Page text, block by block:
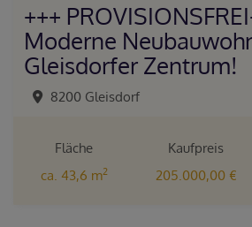
+++
Moderne
Gleisdorfer Zentrum!
8200 Gleisdorf
Fläche
ca. 43,6 m2
Kaufpreis
205.000,00 €